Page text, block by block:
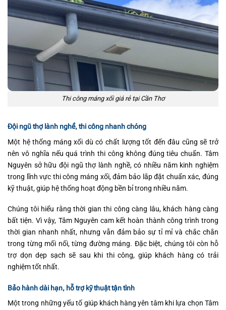
Thi công máng xối giá rẻ tại Cần Thơ
Đội ngũ thợ lành nghề, thi công nhanh chóng
Một hệ thống máng xối dù có chất lượng tốt đến đâu cũng sẽ trở
nên vô nghĩa nếu quá trình thi công không đúng tiêu chuẩn. Tâm
Nguyên sở hữu đội ngũ thợ lành nghề, có nhiều năm kinh nghiệm
trong lĩnh vực thi công máng xối, đảm bảo lắp đặt chuẩn xác, đúng
kỹ thuật, giúp hệ thống hoạt động bền bỉ trong nhiều năm.
Chúng tôi hiểu rằng thời gian thi công càng lâu, khách hàng càng
bất tiện. Vì vậy, Tâm Nguyên cam kết hoàn thành công trình trong
thời gian nhanh nhất, nhưng vẫn đảm bảo sự tỉ mỉ và chắc chắn
trong từng mối nối, từng đường máng. Đặc biệt, chúng tôi còn hỗ
trợ dọn dẹp sạch sẽ sau khi thi công, giúp khách hàng có trải
nghiệm tốt nhất.
Bảo hành dài hạn, hỗ trợ kỹ thuật tận tình
Một trong những yếu tố giúp khách hàng yên tâm khi lựa chọn Tâm